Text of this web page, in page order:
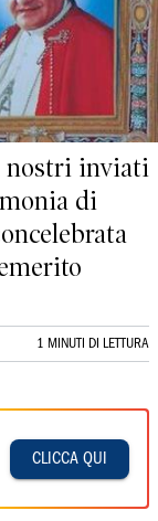
nostri inviati
di
1 MINUTI DI LETTURA
CLICCA QUI